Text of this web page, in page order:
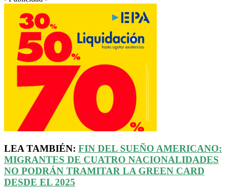
LEA TAMBIÉN: FIN DEL SUEÑO AMERICANO:
MIGRANTES DE CUATRO NACIONALIDADES
NO PODRÁN TRAMITAR LA GREEN CARD
DESDE EL 2025